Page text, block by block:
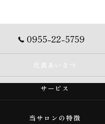
0955-22-5759
代表あいさつ
サービス
当サロンの特徴